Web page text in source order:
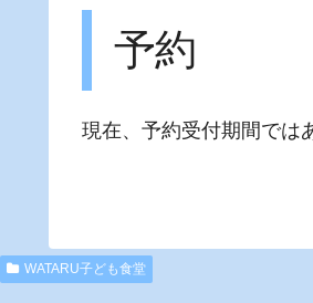
予約
現在、予約受付期間では
WATARU子ども食堂